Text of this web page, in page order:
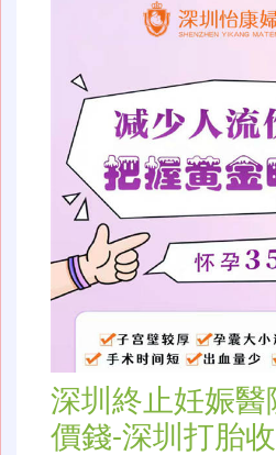
深圳終止妊娠
價錢-深圳打胎